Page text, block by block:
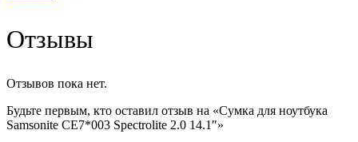
Отзывы
Отзывов пока нет.
Будьте первым, кто оставил отзыв на «Сумка для ноутбука
Samsonite CE7*003 Spectrolite 2.0 14.1″»